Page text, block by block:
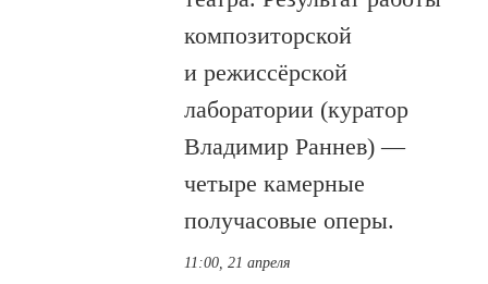
композиторской
и режиссёрской
лаборатории (куратор
Владимир Раннев) —
четыре камерные
получасовые оперы.
11:00, 21 апреля